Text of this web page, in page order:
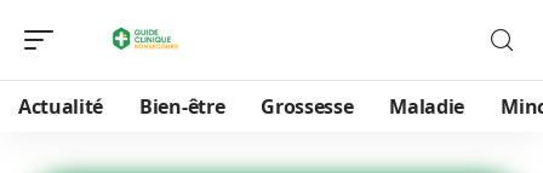
Actualité Bien-être Grossesse Maladie